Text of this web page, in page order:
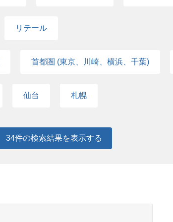
リテール
首都圏 (東京、川崎、横浜、千葉)
仙台 札幌
34件の検索結果を表示する